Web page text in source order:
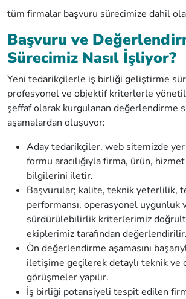
tüm firmalar başvuru sürecimize dahil
Başvuru ve
Sürecimiz Nasıl İşliyor?
Yeni tedarikçilerle iş birliği geliştirme
profesyonel ve objektif kriterlerle
şeffaf olarak kurgulanan değerlendirme
aşamalardan oluşuyor:
Aday tedarikçiler, web sitemizde
formu aracılığıyla firma, ürün,
bilgilerini iletir.
Başvurular; kalite, teknik yeterlilik,
performansı, operasyonel uygunluk
sürdürülebilirlik kriterlerimiz
ekiplerimiz tarafından değerlendirilir.
Ön değerlendirme aşamasını
iletişime geçilerek detaylı teknik ve
görüşmeler yapılır.
İş birliği potansiyeli tespit edilen